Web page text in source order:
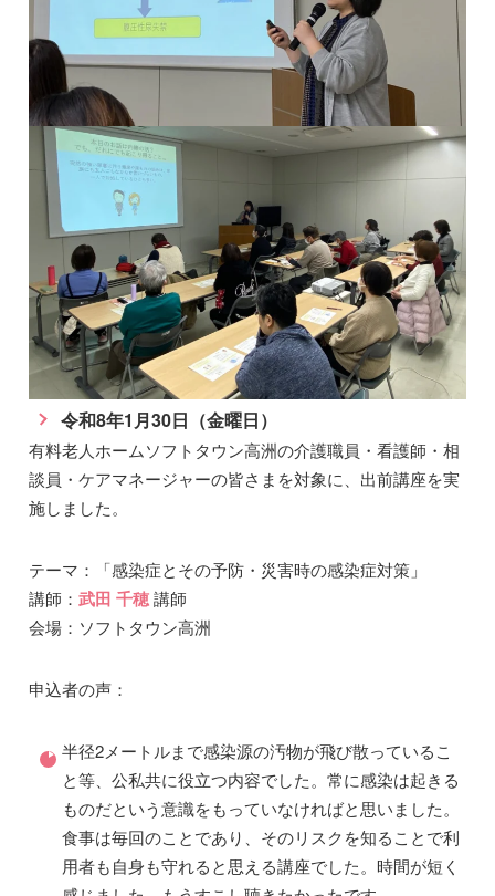
令和8年1月30日（金曜日）
有料老人ホームソフトタウン高洲の介護職員・看護師・相
談員・ケアマネージャーの皆さまを対象に、出前講座を実
施しました。
テーマ：「感染症とその予防・災害時の感染症対策」
講師：武田 千穂講師
会場：ソフトタウン高洲
申込者の声：
半径2メートルまで感染源の汚物が飛び散っているこ
と等、公私共に役立つ内容でした。常に感染は起きる
ものだという意識をもっていなければと思いました。
食事は毎回のことであり、そのリスクを知ることで利
用者も自身も守れると思える講座でした。時間が短く